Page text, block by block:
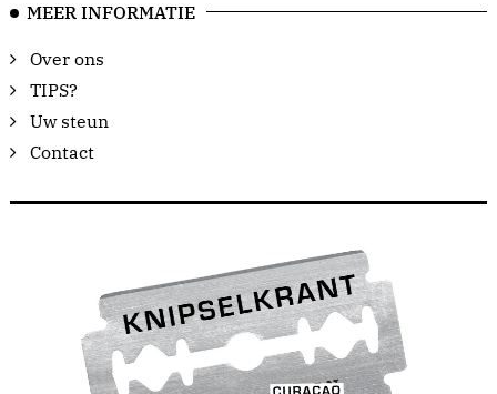
MEER INFORMATIE
Over ons
TIPS?
Uw steun
Contact